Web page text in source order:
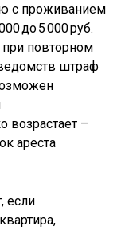
с проживанием
до 5 000 руб.
при повторном
штраф
возрастает –
ареста
если